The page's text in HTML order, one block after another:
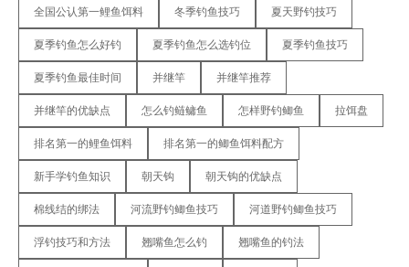
全国公认第一鲤鱼饵料 冬季钓鱼技巧 夏天野钓技巧
夏季钓鱼怎么好钓 夏季钓鱼怎么选钓位 夏季钓鱼技巧
夏季钓鱼最佳时间 并继竿 并继竿推荐
并继竿的优缺点 怎么钓鲢鳙鱼 怎样野钓鲫鱼 拉饵盘
排名第一的鲤鱼饵料 排名第一的鲫鱼饵料配方
新手学钓鱼知识 朝天钩 朝天钩的优缺点
棉线结的绑法 河流野钓鲫鱼技巧 河道野钓鲫鱼技巧
浮钓技巧和方法 翘嘴鱼怎么钓 翘嘴鱼的钓法